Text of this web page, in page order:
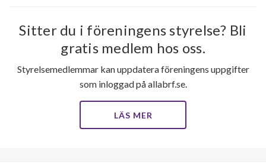
Sitter du i föreningens styrelse? Bli
gratis medlem hos oss.
Styrelsemedlemmar kan uppdatera föreningens uppgifter
som inloggad på allabrf.se.
LÄS MER